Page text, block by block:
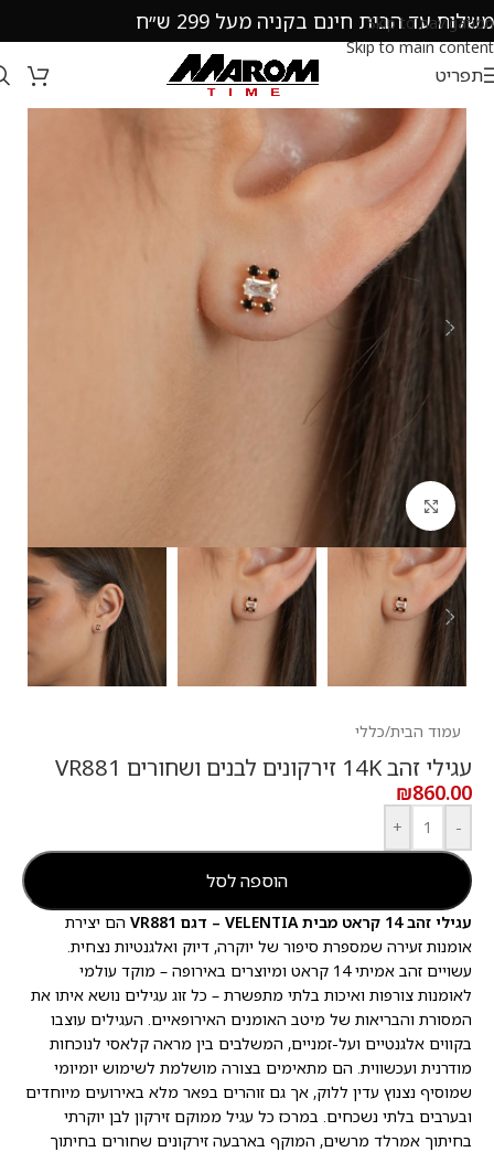
Skip to navigation
Skip to main content
משלוח עד הבית חינם בקניה מעל 299 ש״ח
תפריט
עמוד הבית/כללי
עגילי זהב 14K זירקונים לבנים ושחורים VR881
₪860.00
-
+
הוספה לסל
עגילי זהב 14 קראט מבית VELENTIA – דגם VR881
הם יצירת
אומנות זעירה שמספרת סיפור של יוקרה, דיוק ואלגנטיות נצחית.
עשויים זהב אמיתי 14 קראט ומיוצרים באירופה – מוקד עולמי
לאומנות צורפות ואיכות בלתי מתפשרת – כל זוג עגילים נושא איתו את
המסורת והבריאות של מיטב האומנים האירופאיים. העגילים עוצבו
בקווים אלגנטיים ועל-זמניים, המשלבים בין מראה קלאסי לנוכחות
מודרנית ועכשווית. הם מתאימים בצורה מושלמת לשימוש יומיומי
שמוסיף נצנוץ עדין ללוק, אך גם זוהרים בפאר מלא באירועים מיוחדים
ובערבים בלתי נשכחים. במרכז כל עגיל ממוקם זירקון לבן יוקרתי
בחיתוך אמרלד מרשים, המוקף בארבעה זירקונים שחורים בחיתוך
לחץ להגדלה